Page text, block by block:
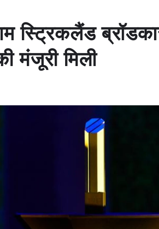
स्ट्रिकलैंड
मंजूरी मिली